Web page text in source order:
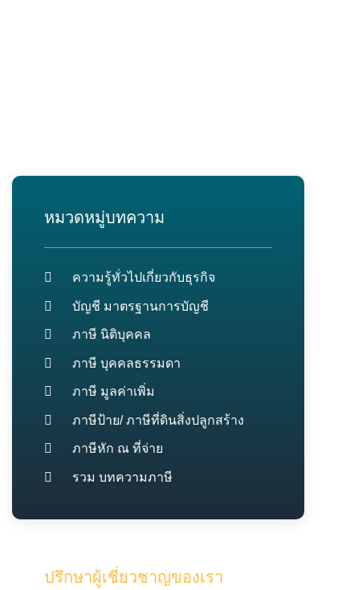
หมวดหมู่บทความ
ความรู้ทั่วไปเกี่ยวกับธุรกิจ
บัญชี มาตรฐานการบัญชี
ภาษี นิติบุคคล
ภาษี บุคคลธรรมดา
ภาษี มูลค่าเพิ่ม
ภาษีป้าย/ ภาษีที่ดินสิ่งปลูกสร้าง
ภาษีหัก ณ ที่จ่าย
รวม บทความภาษี
ปรึกษาผู้เชี่ยวชาญของเรา